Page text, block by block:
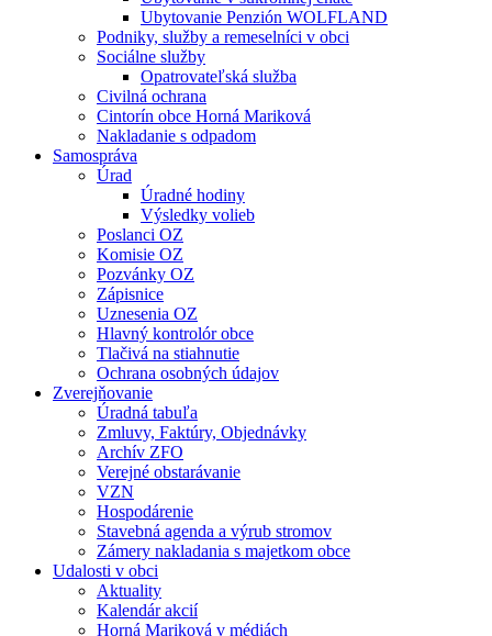
Ubytovanie Penzión WOLFLAND
Podniky, služby a remeselníci v obci
Sociálne služby
Opatrovateľská služba
Civilná ochrana
Cintorín obce Horná Mariková
Nakladanie s odpadom
Samospráva
Úrad
Úradné hodiny
Výsledky volieb
Poslanci OZ
Komisie OZ
Pozvánky OZ
Zápisnice
Uznesenia OZ
Hlavný kontrolór obce
Tlačivá na stiahnutie
Ochrana osobných údajov
Zverejňovanie
Úradná tabuľa
Zmluvy, Faktúry, Objednávky
Archív ZFO
Verejné obstarávanie
VZN
Hospodárenie
Stavebná agenda a výrub stromov
Zámery nakladania s majetkom obce
Udalosti v obci
Aktuality
Kalendár akcií
Horná Mariková v médiách